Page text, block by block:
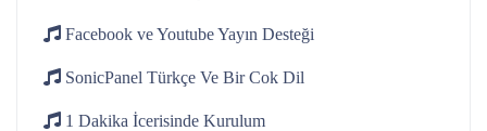
Facebook ve YoutubeYayın Desteği
SonicPanel Türkçe Ve Bir Cok Dil
1 Dakika İcerisinde Kurulum